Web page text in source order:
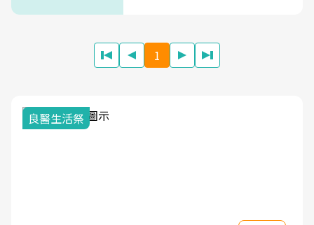
1
我與健康韌性的距離